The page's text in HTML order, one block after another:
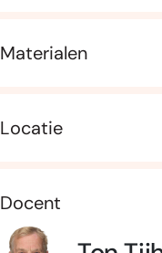
Materialen
Locatie
Docent